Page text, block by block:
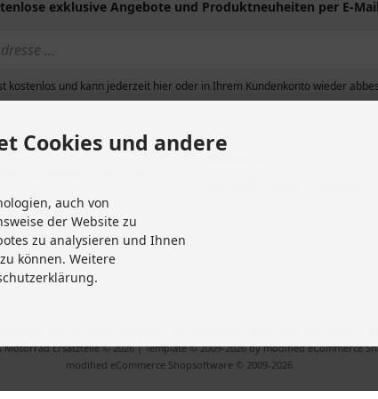
exklusive Angebote und Produktneuheiten per E-Mail
kostenlos und kann jederzeit hier oder in Ihrem Kundenkonto wieder
Entsorgung von Altbatterien
Ersatzteile © 2026 | Template © 2009-2026 by modified eCommerce
modified eCommerce Shopsoftware © 2009-2026
Cookies und andere
auch von
der Website zu
zu analysieren und Ihnen
können. Weitere